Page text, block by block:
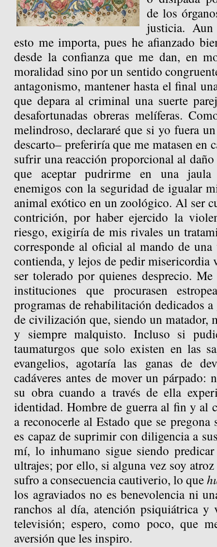
de los
justicia.
esto me importa, pues he afianzado
desde la confianza que me dan, en
moralidad sino por un sentido
antagonismo, mantener hasta el final
que depara al criminal una suerte
desafortunadas obreras melíferas.
melindroso, declararé que si yo fuera
descarto– preferiría que me matasen en
sufrir una reacción proporcional al daño
que aceptar pudrirme en una
enemigos con la seguridad de igualar
animal exótico en un zoológico. Al ser
contrición, por haber ejercido la
riesgo, exigiría de mis rivales un
corresponde al oficial al mando de
contienda, y lejos de pedir misericordia
ser tolerado por quienes desprecio.
instituciones que procurasen
programas de rehabilitación dedicados
de civilización que, siendo un matador,
y siempre malquisto. Incluso si
taumaturgos que solo existen en las
evangelios, agotaría las ganas de
cadáveres antes de mover un párpado:
su obra cuando a través de ella
identidad. Hombre de guerra al fin y al
a reconocerle al Estado que se
es capaz de suprimir con diligencia a
mí, lo inhumano sigue siendo
ultrajes; por ello, si alguna vez soy
sufro a consecuencia cautiverio, lo que
los agraviados no es benevolencia ni
ranchos al día, atención psiquiátrica y
televisión; espero, como poco, que
aversión que les inspiro.